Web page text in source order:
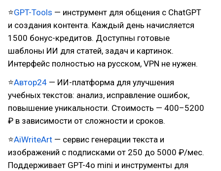
⭐GPT-Tools — инструмент для общения с ChatGPT
и создания контента. Каждый день начисляется
1500 бонус-кредитов. Доступны готовые
шаблоны ИИ для статей, задач и картинок.
Интерфейс полностью на русском, VPN не нужен.
⭐Автор24 — ИИ-платформа для улучшения
учебных текстов: анализ, исправление ошибок,
повышение уникальности. Стоимость — 400–5200
₽ в зависимости от сложности и сроков.
⭐AiWriteArt — сервис генерации текста и
изображений с подписками от 250 до 5000 ₽/мес.
Поддерживает GPT-4o mini и инструменты для